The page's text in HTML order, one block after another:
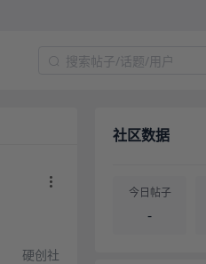
硬创社
社区数据
今日帖子
-